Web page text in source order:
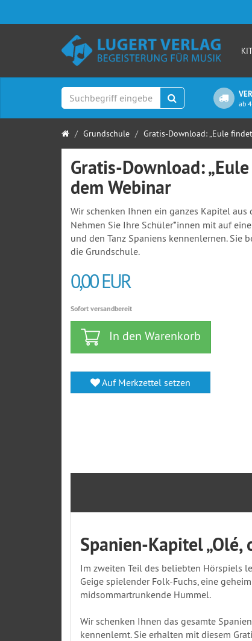
ab
Startseite
Grundschule Gratis-Download: „Eule
Gratis-Download:
dem Webinar
Wir schenken Ihnen ein ganzes Kapitel aus
Nehmen Sie Ihre Schüler*innen mit auf
und den Tanz Spaniens kennenlernen. Sie
die Grundschule.
0,00 EUR
Sofort versandbereit
In den Warenkorb
Auf Merkzettel setzen
Spanien-Kapitel
Im zweiten Teil des beliebten Hörspiels
Geige spielender Folk-Fuchs, eine
midsommartrunkende Hummel.
Wir schenken Ihnen das gesamte
kennenlernt. Sie erhalten mit diesem